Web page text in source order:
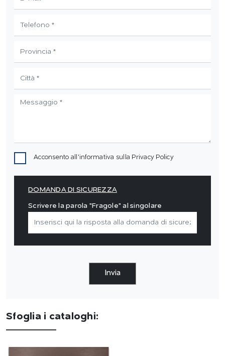
Acconsento all'informativa sulla Privacy Policy
DOMANDA DI SICUREZZA
Scrivere la parola "Fragole" al singolare
Invia
Sfoglia i cataloghi: